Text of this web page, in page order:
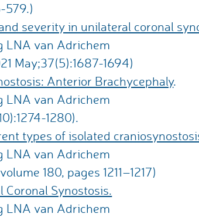
579.)
severity in unilateral coronal
LNA van Adrichem
May;37(5):1687-1694)
Anterior Brachycephaly.
LNA van Adrichem
1280).
types of isolated
LNA van Adrichem
180, pages 1211–1217)
Synostosis.
LNA van Adrichem